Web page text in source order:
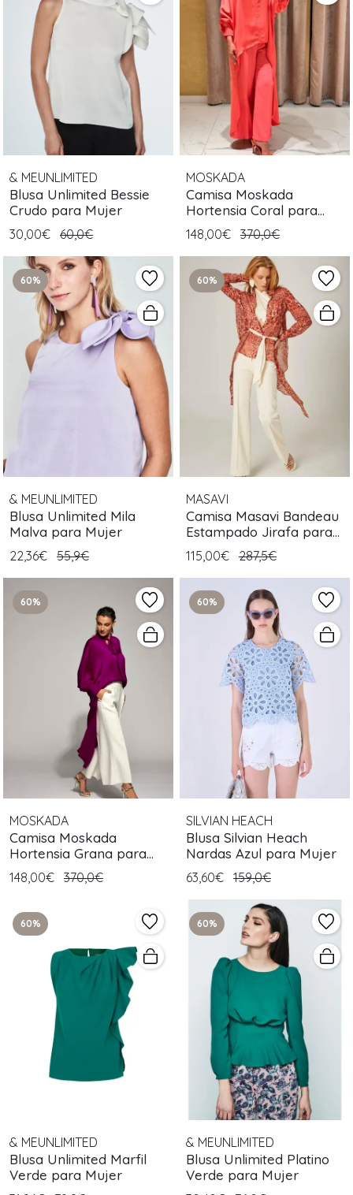
& MEUNLIMITED
Blusa Unlimited Bessie
Crudo para Mujer
30,00€ 60,0€
MOSKADA
Camisa Moskada
Hortensia Coral para
Mujer
148,00€ 370,0€
60%
& MEUNLIMITED
Blusa Unlimited Mila
Malva para Mujer
22,36€ 55,9€
60%
MASAVI
Camisa Masavi Bandeau
Estampado Jirafa para
Mujer
115,00€ 287,5€
60%
MOSKADA
Camisa Moskada
Hortensia Grana para
Mujer
148,00€ 370,0€
60%
SILVIAN HEACH
Blusa Silvian Heach
Nardas Azul para Mujer
63,60€ 159,0€
60%
& MEUNLIMITED
Blusa Unlimited Marfil
Verde para Mujer
60%
& MEUNLIMITED
Blusa Unlimited Platino
Verde para Mujer